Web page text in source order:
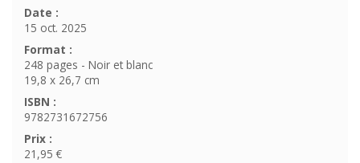
Date :
15 oct. 2025
Format :
248 pages - Noir et blanc
19,8 x 26,7 cm
ISBN :
9782731672756
Prix :
21,95 €